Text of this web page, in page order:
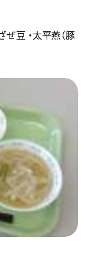
ぜ豆 ・太平燕（豚